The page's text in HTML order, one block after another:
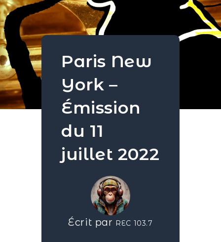
Paris New
York –
Émission
du 11
juillet 2022
Écrit par REC 103.7